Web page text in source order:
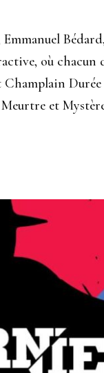
où chacun
Champlain
et